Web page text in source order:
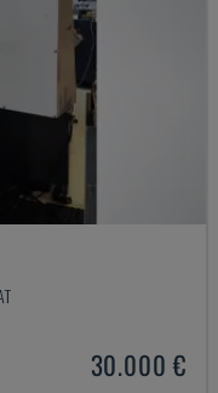
30.000 €